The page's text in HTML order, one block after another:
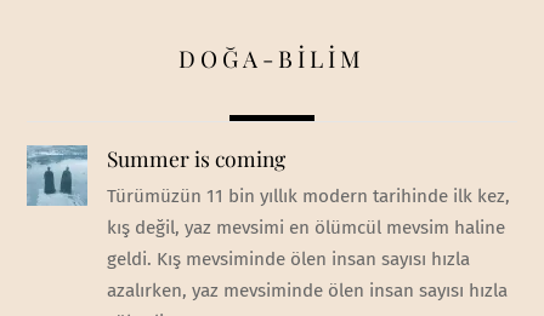
DOĞA-BİLİM
Summer is coming
Türümüzün 11 bin yıllık modern tarihinde ilk kez,
kış değil, yaz mevsimi en ölümcül mevsim haline
geldi. Kış mevsiminde ölen insan sayısı hızla
azalırken, yaz mevsiminde ölen insan sayısı hızla